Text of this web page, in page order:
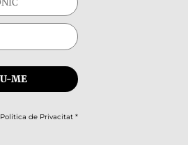
Política de Privacitat*